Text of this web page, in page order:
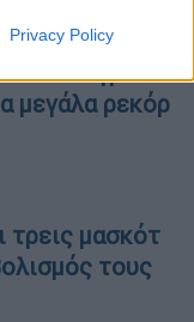
Privacy Policy
που κυνηγούν
μεγάλα ρεκόρ
τρεις μασκότ
τους